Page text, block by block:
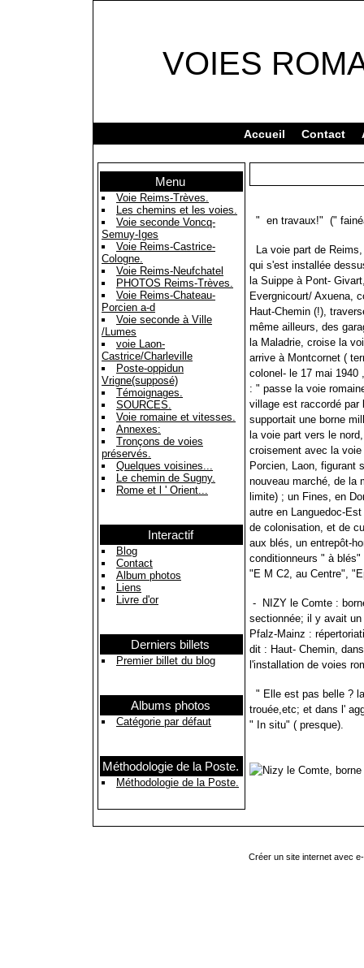
VOIES
Accueil Contact
Menu
Voie Reims-Trèves.
Les chemins et les voies.
Voie seconde Voncq-
Semuy-Iges
Voie Reims-Castrice-
Cologne.
Voie Reims-Neufchatel
PHOTOS Reims-Trèves.
Voie Reims-Chateau-
Porcien a-d
Voie seconde à Ville
/Lumes
voie Laon-
Castrice/Charleville
Poste-oppidun
Vrigne(supposé)
Témoignages.
SOURCES.
Voie romaine et vitesses.
Annexes:
Tronçons de voies
préservés.
Quelques voisines...
Le chemin de Sugny.
Rome et l ' Orient...
Interactif
Blog
Contact
Album photos
Liens
Livre d'or
Derniers billets
Premier billet du blog
Albums photos
Catégorie par défaut
Méthodologie de la Poste.
Méthodologie de la Poste.
" en travaux!" ("
La voie part de
qui s'est installée
la Suippe à Pont-
Evergnicourt/ Axuena,
Haut-Chemin (!),
même ailleurs, des
la Maladrie, croise la
arrive à Montcornet (
colonel- le 17 mai
: " passe la voie
village est raccordé par
supportait une borne
la voie part vers le
croisement avec la
Porcien, Laon, figurant
nouveau marché, de la
limite) ; un Fines, en
autre en Languedoc-
de colonisation, et de
aux blés, un entrepôt-
conditionneurs " à
"E M C2, au Centre",
- NIZY le Comte :
sectionnée; il y avait un
Pfalz-Mainz :
dit : Haut- Chemin,
l'installation de voies
" Elle est pas belle ?
trouée,etc; et dans l'
" In situ" ( presque).
Créer un site internet avec